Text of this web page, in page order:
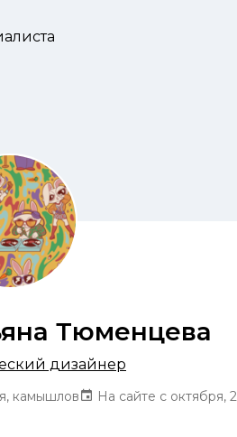
Тюменцева
дизайнер
камышлов На сайте с октября,